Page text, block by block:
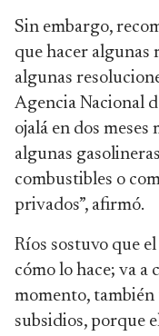
Sin embargo,
que hacer algunas
algunas
Agencia Nacional
ojalá en dos meses
algunas
combustibles o
privados”, afirmó.
Ríos sostuvo que
cómo lo hace; va a
momento,
subsidios, porque